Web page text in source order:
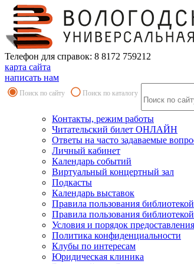
Телефон для справок: 8 8172 759212
карта сайта
написать нам
Поиск по сайту Поиск по каталогу
Контакты, режим работы
Читательский билет ОНЛАЙН
Ответы на часто задаваемые
Личный кабинет
Календарь событий
Виртуальный концертный зал
Подкасты
Календарь выставок
Правила пользования библиотекой
Правила пользования
Условия и порядок
Политика конфиденциальности
Клубы по интересам
Юридическая клиника